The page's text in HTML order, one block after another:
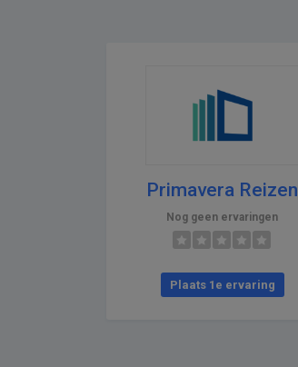
Primavera Reizen
Nog geen ervaringen
Plaats 1e ervaring